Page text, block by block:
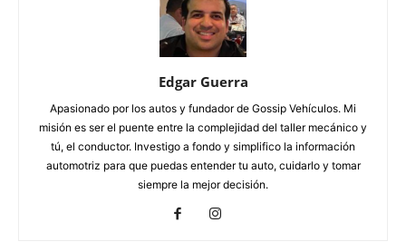
Edgar Guerra
Apasionado por los autos y fundador de Gossip Vehículos. Mi
misión es ser el puente entre la complejidad del taller mecánico y
tú, el conductor. Investigo a fondo y simplifico la información
automotriz para que puedas entender tu auto, cuidarlo y tomar
siempre la mejor decisión.